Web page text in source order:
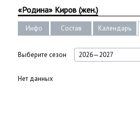
«Родина» Киров (жен.)
Инфо Состав Календарь
Выберите сезон 2026—2027
Нет данных